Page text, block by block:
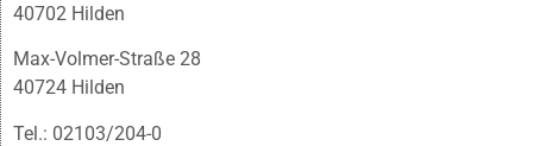
40702 Hilden
Max-Volmer-Straße 28
40724 Hilden
Tel.: 02103/204-0